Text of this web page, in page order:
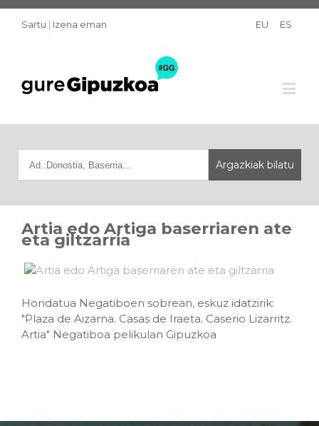
Sartu | Izena eman EU ES
Artia edo Artiga baserriaren ate
eta giltzarria
Hondatua Negatiboen sobrean, eskuz idatzirik:
"Plaza de Aizarna. Casas de Iraeta. Caserio Lizarritz.
Artia" Negatiboa pelikulan Gipuzkoa